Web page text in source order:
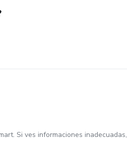
Si ves informaciones inadecuadas,